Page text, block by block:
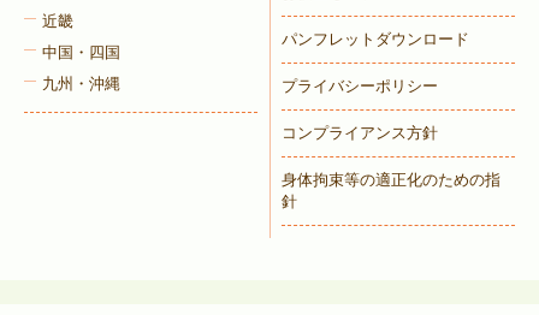
近畿
中国・四国
九州・沖縄
パンフレットダウンロード
プライバシーポリシー
コンプライアンス方針
身体拘束等の適正化のための指
針